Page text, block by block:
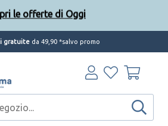
gratuite da 49,90 *salvo promo
le offerte di Oggi